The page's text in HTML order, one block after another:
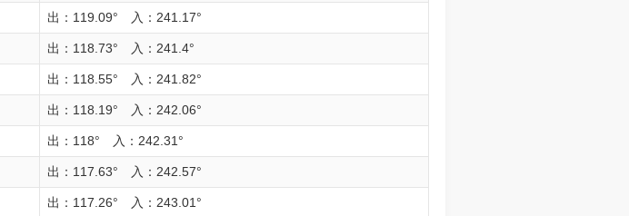
出：119.09° 入：241.17°
出：118.73° 入：241.4°
出：118.55° 入：241.82°
出：118.19° 入：242.06°
出：118° 入：242.31°
出：117.63° 入：242.57°
出：117.26° 入：243.01°